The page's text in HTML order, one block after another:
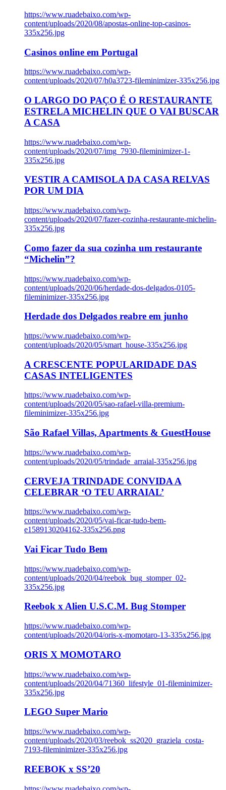
https://www.ruadebaixo.com/wp-
content/uploads/2020/08/apostas-online-top-casinos-
335x256.jpg
Casinos online em Portugal
https://www.ruadebaixo.com/wp-
content/uploads/2020/07/h0a3723-fileminimizer-335x256.jpg
O LARGO DO PAÇO É O RESTAURANTE
ESTRELA MICHELIN QUE O VAI BUSCAR
A CASA
https://www.ruadebaixo.com/wp-
content/uploads/2020/07/img_7930-fileminimizer-1-
335x256.jpg
VESTIR A CAMISOLA DA CASA RELVAS
POR UM DIA
https://www.ruadebaixo.com/wp-
content/uploads/2020/07/fazer-cozinha-restaurante-michelin-
335x256.jpg
Como fazer da sua cozinha um restaurante
“Michelin”?
https://www.ruadebaixo.com/wp-
content/uploads/2020/06/herdade-dos-delgados-0105-
fileminimizer-335x256.jpg
Herdade dos Delgados reabre em junho
https://www.ruadebaixo.com/wp-
content/uploads/2020/05/smart_house-335x256.jpg
A CRESCENTE POPULARIDADE DAS
CASAS INTELIGENTES
https://www.ruadebaixo.com/wp-
content/uploads/2020/05/sao-rafael-villa-premium-
fileminimizer-335x256.jpg
São Rafael Villas, Apartments & GuestHouse
https://www.ruadebaixo.com/wp-
content/uploads/2020/05/trindade_arraial-335x256.jpg
CERVEJA TRINDADE CONVIDA A
CELEBRAR ‘O TEU ARRAIAL’
https://www.ruadebaixo.com/wp-
content/uploads/2020/05/vai-ficar-tudo-bem-
e1589130204162-335x256.png
Vai Ficar Tudo Bem
https://www.ruadebaixo.com/wp-
content/uploads/2020/04/reebok_bug_stomper_02-
335x256.jpg
Reebok x Alien U.S.C.M. Bug Stomper
https://www.ruadebaixo.com/wp-
content/uploads/2020/04/oris-x-momotaro-13-335x256.jpg
ORIS X MOMOTARO
https://www.ruadebaixo.com/wp-
content/uploads/2020/04/71360_lifestyle_01-fileminimizer-
335x256.jpg
LEGO Super Mario
https://www.ruadebaixo.com/wp-
content/uploads/2020/03/reebok_ss2020_graziela_costa-
7193-fileminimizer-335x256.jpg
REEBOK x SS’20